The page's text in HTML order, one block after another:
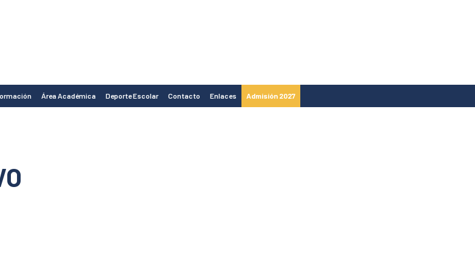
Área Académica Deporte Escolar Contacto Enlaces Admisión 2027